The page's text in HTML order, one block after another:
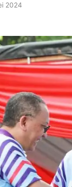
2024